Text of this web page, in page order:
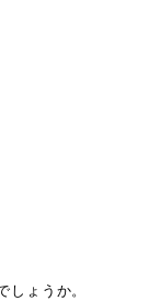
しょうか。